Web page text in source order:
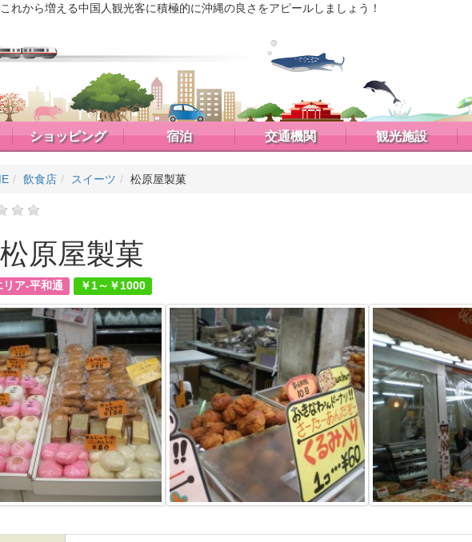
れから増える中国人観光客に積極的に沖縄の良さをアピールしましょう！
ショッピング 宿泊 交通機関 観光施設
飲食店 スイーツ 松原屋製菓
原屋製菓
リア-平和通 ￥1～￥1000